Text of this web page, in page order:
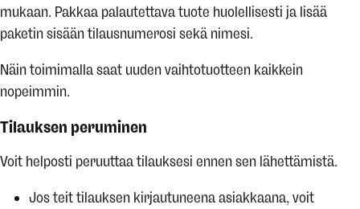
mukaan. Pakkaa palautettava tuote huolellisesti ja lisää
paketin sisään tilausnumerosi sekä nimesi.
Näin toimimalla saat uuden vaihtotuotteen kaikkein
nopeimmin.
Tilauksen peruminen
Voit helposti peruuttaa tilauksesi ennen sen lähettämistä.
Jos teit tilauksen kirjautuneena asiakkaana, voit